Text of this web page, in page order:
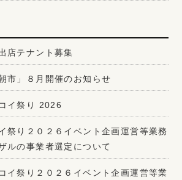
店テナント募集
市」８月開催のお知らせ
イ祭り 2026
祭り２０２６イベント企画運営等業務
ルの事業者選定について
イ祭り２０２６イベント企画運営等業